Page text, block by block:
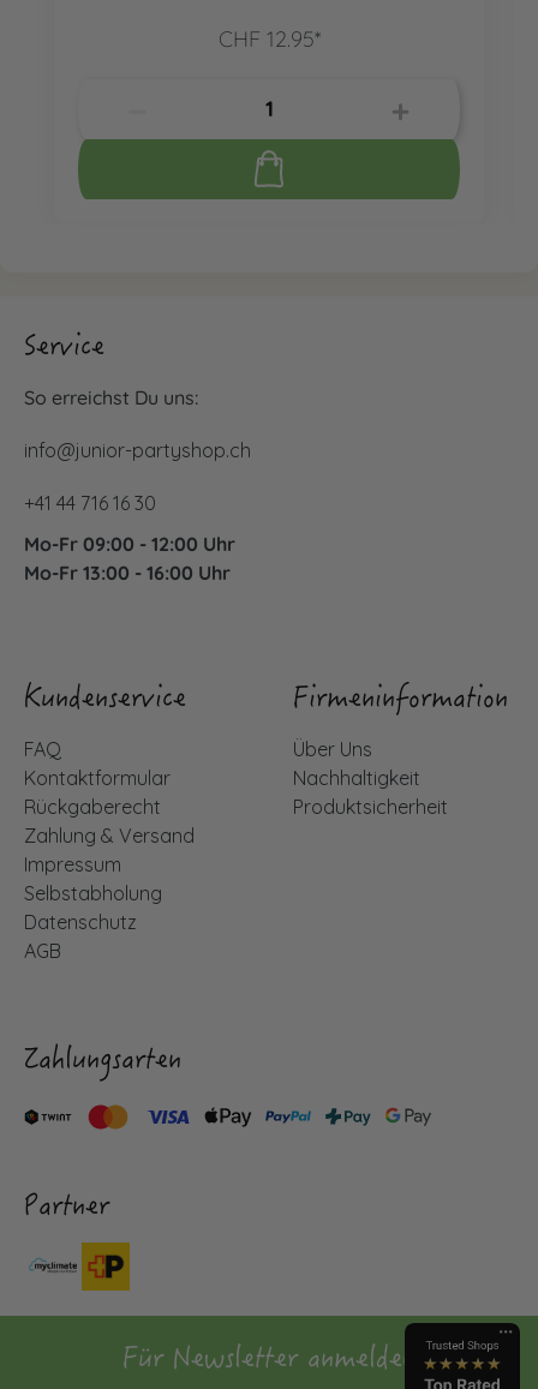
CHF 12.95*
Service
So erreichst Du uns:
info@junior-partyshop.ch
+41 44 716 16 30
Mo-Fr 09:00 - 12:00 Uhr
Mo-Fr 13:00 - 16:00 Uhr
Kundenservice
FAQ
Kontaktformular
Rückgaberecht
Zahlung & Versand
Impressum
Selbstabholung
Datenschutz
AGB
Firmeninformation
Über Uns
Nachhaltigkeit
Produktsicherheit
Zahlungsarten
Partner
Für Newsletter anmelden